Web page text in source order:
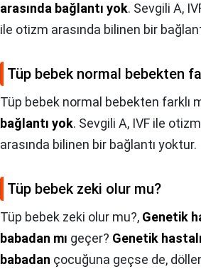
arasında bağlantı yok. Sevgili A,
ile otizm arasında bilinen bir
Tüp bebek normal bebekten
Tüp bebek normal bebekten farklı
bağlantı yok. Sevgili A, IVF ile
arasında bilinen bir bağlantı yoktur.
Tüp bebek zeki olur mu?
Tüp bebek zeki olur mu?, Genetik
babadan mı geçer? Genetik
babadan çocuğuna geçse de,